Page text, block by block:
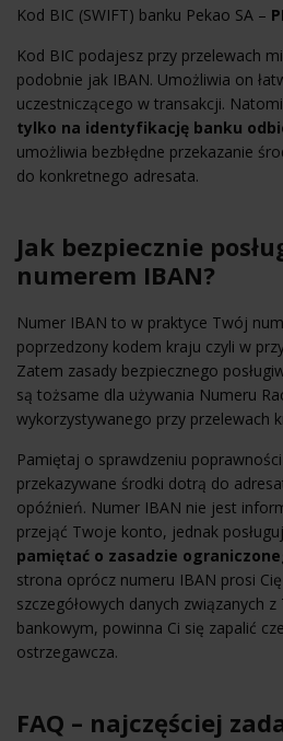
Kod BIC (SWIFT) banku Pekao SA –
Kod BIC podajesz przy przelewach
podobnie jak IBAN. Umożliwia on
uczestniczącego w transakcji.
tylko na identyfikację banku
umożliwia bezbłędne przekazanie
do konkretnego adresata.
Jak bezpiecznie
numerem IBAN?
Numer IBAN to w praktyce Twój
poprzedzony kodem kraju czyli w
Zatem zasady bezpiecznego
są tożsame dla używania Numeru
wykorzystywanego przy przelewach
Pamiętaj o sprawdzeniu
przekazywane środki dotrą do
opóźnień. Numer IBAN nie jest
przejąć Twoje konto, jednak
pamiętać o zasadzie
strona oprócz numeru IBAN prosi
szczegółowych danych związanych
bankowym, powinna Ci się zapalić
ostrzegawcza.
FAQ – najczęściej